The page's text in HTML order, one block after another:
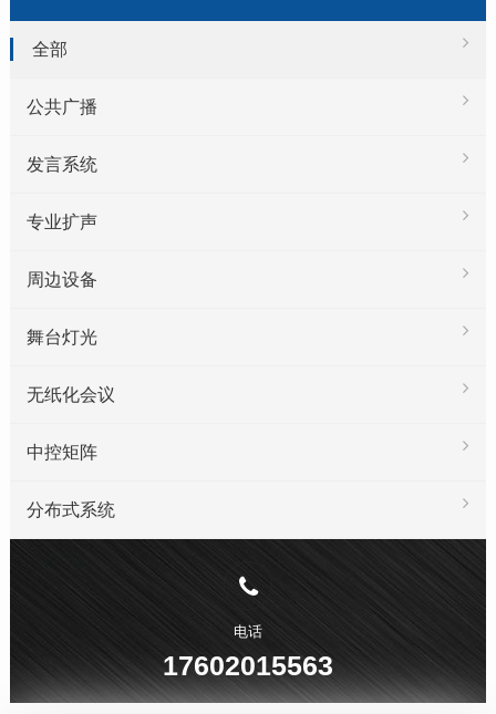
全部
公共广播
发言系统
专业扩声
周边设备
舞台灯光
无纸化会议
中控矩阵
分布式系统
电话
17602015563